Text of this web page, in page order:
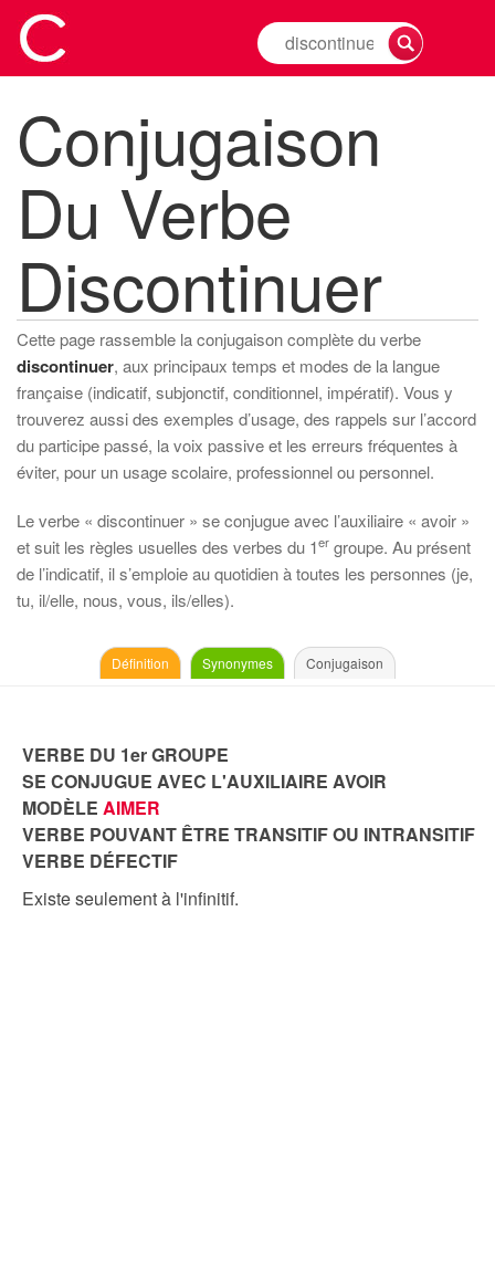
Rechercher
la
d'un
verbe
Conjugaison
Du Verbe
Discontinuer
Cette page rassemble la conjugaison complète du verbe
discontinuer, aux principaux temps et modes de la langue
française (indicatif, subjonctif, conditionnel, impératif). Vous y
trouverez aussi des exemples d’usage, des rappels sur l’accord
du participe passé, la voix passive et les erreurs fréquentes à
éviter, pour un usage scolaire, professionnel ou personnel.
Le verbe « discontinuer » se conjugue avec l’auxiliaire « avoir »
et suit les règles usuelles des verbes du 1er groupe. Au présent
de l’indicatif, il s’emploie au quotidien à toutes les personnes (je,
tu, il/elle, nous, vous, ils/elles).
Définition Synonymes Conjugaison
VERBE DU 1er GROUPE
SE CONJUGUE AVEC L'AUXILIAIRE AVOIR
MODÈLE AIMER
VERBE POUVANT ÊTRE TRANSITIF OU INTRANSITIF
VERBE DÉFECTIF
Existe seulement à l'infinitif.